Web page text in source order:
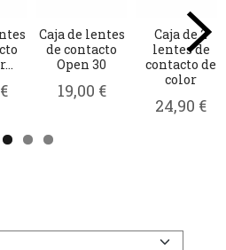
Caja de lentes
de contacto
Open 30
19,00 €
Caja de 2
lentes de
contacto de
color
24,90 €